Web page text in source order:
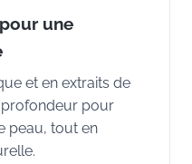
une
et en extraits de
pour
peau, tout en